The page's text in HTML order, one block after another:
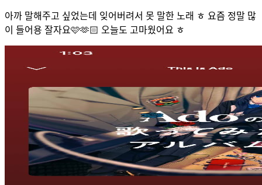
아까 말해주고 싶었는데 잊어버려서 못 말한 노래 ㅎ 요즘 정말 많
이 들어용 잘자요🩷🫶🏻 오늘도 고마웠어요 ㅎ